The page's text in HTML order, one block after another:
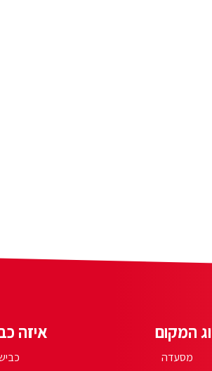
המקום
מסעדה
איזה
כביש